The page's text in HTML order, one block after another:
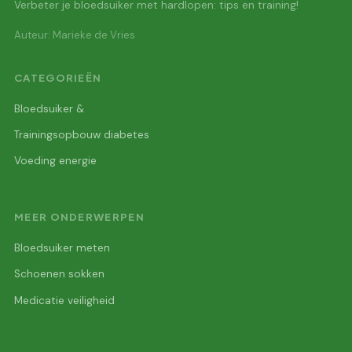
Verbeter je bloedsuiker met hardlopen: tips en training!
Auteur: Marieke de Vries
CATEGORIEËN
Bloedsuiker &
Trainingsopbouw diabetes
Voeding energie
MEER ONDERWERPEN
Bloedsuiker meten
Schoenen sokken
Medicatie veiligheid